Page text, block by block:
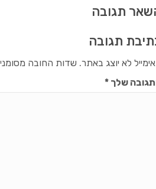
תגובה
תגובה
לא יוצג באתר. שדות החובה
שלך*